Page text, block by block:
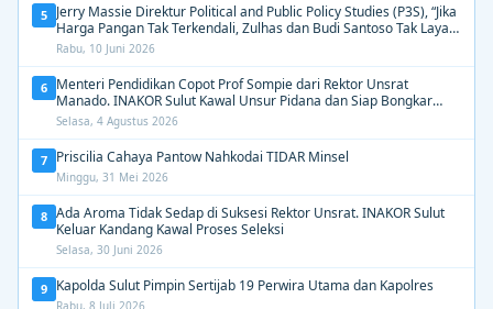
5 Jerry Massie Direktur Political and Public Policy Studies (P3S), “Jika
Harga Pangan Tak Terkendali, Zulhas dan Budi Santoso Tak Layak
Dipertahankan”
Rabu, 10 Juni 2026
6 Menteri Pendidikan Copot Prof Sompie dari Rektor Unsrat
Manado. INAKOR Sulut Kawal Unsur Pidana dan Siap Bongkar
Aroma Busuk di Suksesi Rektor
Selasa, 4 Agustus 2026
7 Priscilia Cahaya Pantow Nahkodai TIDAR Minsel
Minggu, 31 Mei 2026
8 Ada Aroma Tidak Sedap di Suksesi Rektor Unsrat. INAKOR Sulut
Keluar Kandang Kawal Proses Seleksi
Selasa, 30 Juni 2026
9 Kapolda Sulut Pimpin Sertijab 19 Perwira Utama dan Kapolres
Rabu, 8 Juli 2026